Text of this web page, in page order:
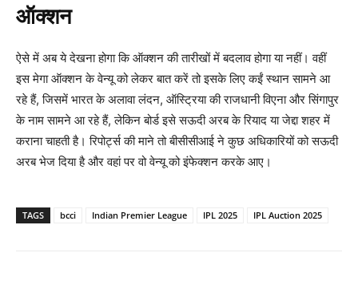
ऑक्शन
ऐसे में अब ये देखना होगा कि ऑक्शन की तारीखों में बदलाव होगा या नहीं। वहीं
इस मेगा ऑक्शन के वेन्यू को लेकर बात करें तो इसके लिए कईं स्थान सामने आ
रहे हैं, जिसमें भारत के अलावा लंदन, ऑस्ट्रिया की राजधानी विएना और सिंगापुर
के नाम सामने आ रहे हैं, लेकिन बोर्ड इसे सऊदी अरब के रियाद या जेद्दा शहर में
कराना चाहती है। रिपोर्ट्स की माने तो बीसीसीआई ने कुछ अधिकारियों को सऊदी
अरब भेज दिया है और वहां पर वो वेन्यू को इंफेक्शन करके आए।
TAGS bcci Indian Premier League IPL 2025 IPL Auction 2025